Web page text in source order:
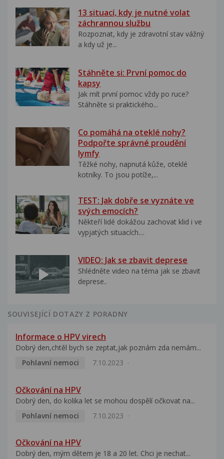
13 situací, kdy je nutné volat
záchrannou službu
Rozpoznat, kdy je zdravotní stav vážný
a kdy už je...
Stáhněte si: První pomoc do
kapsy
Jak mít první pomoc vždy po ruce?
Stáhněte si praktického...
Co pomáhá na oteklé nohy?
Podpořte správné proudění
lymfy
Těžké nohy, napnutá kůže, oteklé
kotníky. To jsou potíže,...
TEST: Jak dobře se vyznáte ve
svých emocích?
Někteří lidé dokážou zachovat klid i ve
vypjatých situacích....
VIDEO: Jak se zbavit deprese
Shlédněte video na téma jak se zbavit
deprese..
SOUVISEJÍCÍ DOTAZY Z PORADNY
Informace o HPV virech
Dobrý den,chtěl bych se zeptat,jak poznám zda nemám...
Pohlavní nemoci
7.10.2023
Očkování na HPV
Dobrý den, do kolika let se mohou dospělí očkovat na...
Pohlavní nemoci
7.10.2023
Očkování na HPV
Dobrý den, mým dětem je 18 a 20 let. Chci je nechat...